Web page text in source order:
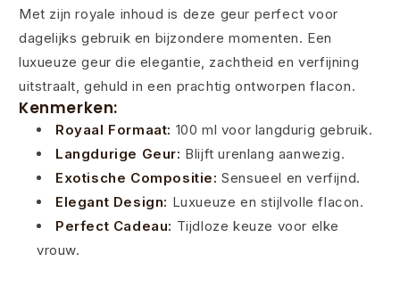
Met zijn royale inhoud is deze geur perfect voor
dagelijks gebruik en bijzondere momenten. Een
luxueuze geur die elegantie, zachtheid en verfijning
uitstraalt, gehuld in een prachtig ontworpen flacon.
Kenmerken:
Royaal Formaat: 100 ml voor langdurig gebruik.
Langdurige Geur: Blijft urenlang aanwezig.
Exotische Compositie: Sensueel en verfijnd.
Elegant Design: Luxueuze en stijlvolle flacon.
Perfect Cadeau: Tijdloze keuze voor elke
vrouw.